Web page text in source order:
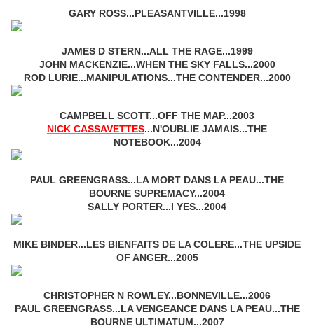
GARY ROSS...PLEASANTVILLE...1998
JAMES D STERN...ALL THE RAGE...1999
JOHN MACKENZIE...WHEN THE SKY FALLS...2000
ROD LURIE...MANIPULATIONS...THE CONTENDER...2000
CAMPBELL SCOTT...OFF THE MAP...2003
NICK CASSAVETTES...N'OUBLIE JAMAIS...THE
NOTEBOOK...2004
PAUL GREENGRASS...LA MORT DANS LA PEAU...THE
BOURNE SUPREMACY...2004
SALLY PORTER...I YES...2004
MIKE BINDER...LES BIENFAITS DE LA COLERE...THE UPSIDE
OF ANGER...2005
CHRISTOPHER N ROWLEY...BONNEVILLE...2006
PAUL GREENGRASS...LA VENGEANCE DANS LA PEAU...THE
BOURNE ULTIMATUM...2007